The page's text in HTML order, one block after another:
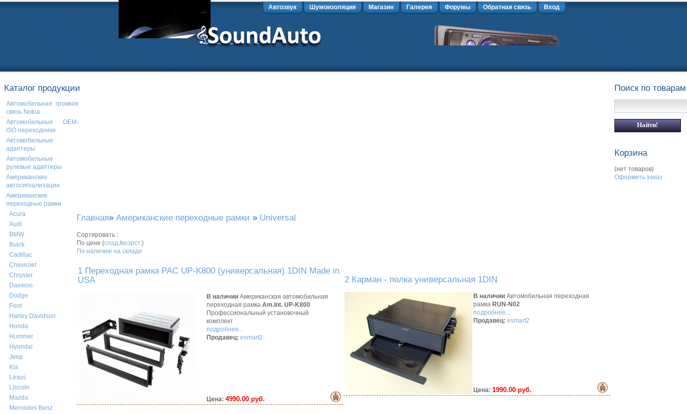
Автозвук Шумоизоляция Магазин Галерея Форумы Обратная связь Вход
Каталог продукции
Автомобильная громкая
связь Nokia
Автомобильные OEM-
ISO переходники
Автомобильные
адаптеры
Автомобильные
рулевые адаптеры
Американские
автосигнализации
Американские
переходные рамки
Acura
Audi
BMW
Buick
Cadillac
Chevrolet
Chrysler
Daewoo
Dodge
Ford
Harley Davidson
Honda
Hummer
Hyundai
Jeep
Kia
Lexus
Lincoln
Mazda
Mercedes Benz
Главная» Американские переходные рамки » Universal
Сортировать :
По цене (спад./возрст.)
По наличию на складе
1 Переходная рамка PAC UP-K800 (универсальная) 1DIN Made in
USA
В наличии Американская автомобильная
переходная рамка Am.Int. UP-K800
Профессиональный установочный
комплект
подробнее...
Продавец: esmart2
Цена: 4990.00 руб.
2 Карман - полка универсальная 1DIN
В наличии Автомобильная переходная
рамка RUN-N02
подробнее...
Продавец: esmart2
Цена: 1990.00 руб.
Поиск по товарам
Корзина
(нет товаров)
Оформить заказ